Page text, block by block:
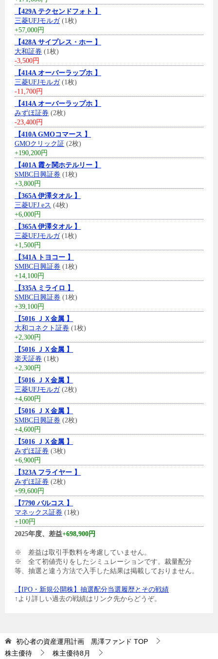
【429A テクセンドフォト 】
三菱UFJモルガ(1枚)
+57,000円
【428A サイプレス・ホー 】
大和証券 (1枚)
-3,500円
【414A オーバーラップホ 】
三菱UFJモルガ(1枚)
-11,700円
【414A オーバーラップホ 】
みずほ証券 (2枚)
-23,400円
【410A GMOコマース 】
GMOクリック証 (2枚)
+190,200円
【401A 霞ヶ関ホテルリー 】
SMBC日興証券 (1枚)
+3,800円
【365A 伊澤タオル 】
三菱UFJ eス (4枚)
+6,000円
【365A 伊澤タオル 】
三菱UFJモルガ(1枚)
+1,500円
【341A トヨコー 】
SMBC日興証券 (1枚)
+14,100円
【335A ミライロ 】
SMBC日興証券 (1枚)
+39,100円
【5016 ＪＸ金属 】
大和コネクト証券 (1枚)
+2,300円
【5016 ＪＸ金属 】
楽天証券 (1枚)
+2,300円
【5016 ＪＸ金属 】
三菱UFJモルガ(2枚)
+4,600円
【5016 ＪＸ金属 】
SMBC日興証券 (2枚)
+4,600円
【5016 ＪＸ金属 】
みずほ証券 (3枚)
+6,900円
【323A フライヤー 】
みずほ証券 (2枚)
+99,600円
【7790 バルコス 】
マネックス証券 (1枚)
+100円
2025年度、差益+698,900円
※ 差益は取引手数料を考慮していません。
※ 全て初値売りをしたシミュレーションです。裁量配分
等、抽選と違う方法で入手した結果は掲載しておりません。
【IPO・新規公開株】抽選配分当選履歴とその戦績
↑より詳しい過去の戦績はリンク先からどうぞ。
初心者の資産運用計画 黒澤ファンド TOP
株主優待
株主優待8月